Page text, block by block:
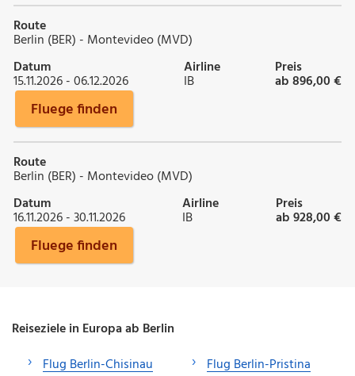
Route
Berlin (BER) - Montevideo (MVD)
Datum
15.11.2026 - 06.12.2026
Airline
IB
Preis
ab 896,00 €
Fluege finden
Route
Berlin (BER) - Montevideo (MVD)
Datum
16.11.2026 - 30.11.2026
Airline
IB
Preis
ab 928,00 €
Fluege finden
Reiseziele in Europa ab Berlin
Flug Berlin-Chisinau
Flug Berlin-Pristina